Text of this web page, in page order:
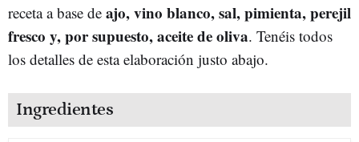
receta a base de ajo, vino blanco, sal, pimienta, perejil
fresco y, por supuesto, aceite de oliva. Tenéis todos
los detalles de esta elaboración justo abajo.
Ingredientes